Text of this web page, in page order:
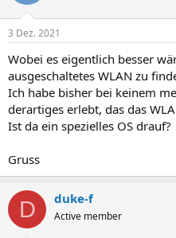
3 Dez. 2021
Wobei es eigentlich besser
ausgeschaltetes WLAN zu
Ich habe bisher bei keinem
derartiges erlebt, das das
Ist da ein spezielles OS drauf?
Gruss
D duke-f
Active member